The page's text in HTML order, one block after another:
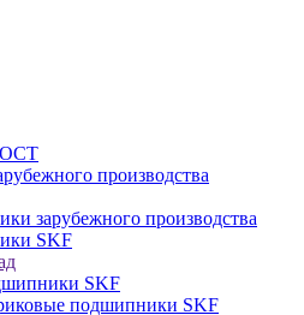
производства
зарубежного производства
SKF
SKF
подшипники SKF